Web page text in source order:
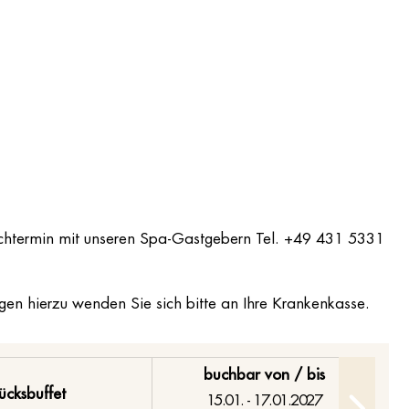
mit unseren Spa-Gastgebern Tel. +49 431 5331
hierzu wenden Sie sich bitte an Ihre Krankenkasse.
buchbar von / bis
15.01. - 17.01.2027